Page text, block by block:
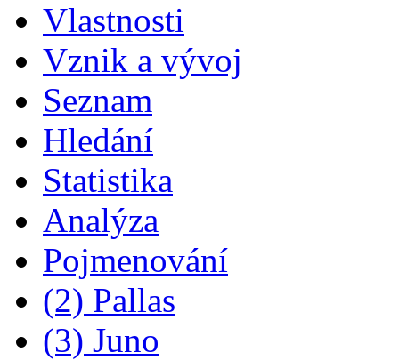
Vlastnosti
Vznik a vývoj
Seznam
Hledání
Statistika
Analýza
Pojmenování
(2) Pallas
(3) Juno